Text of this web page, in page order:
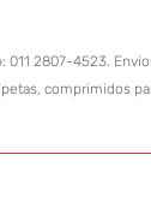
2807-4523.
comprimidos